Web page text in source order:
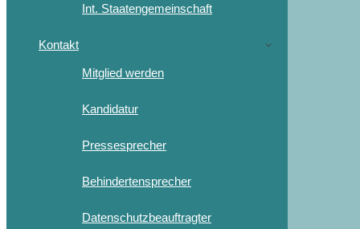
Int. Staatengemeinschaft
Kontakt
Mitglied werden
Kandidatur
Pressesprecher
Behindertensprecher
Datenschutzbeauftragter